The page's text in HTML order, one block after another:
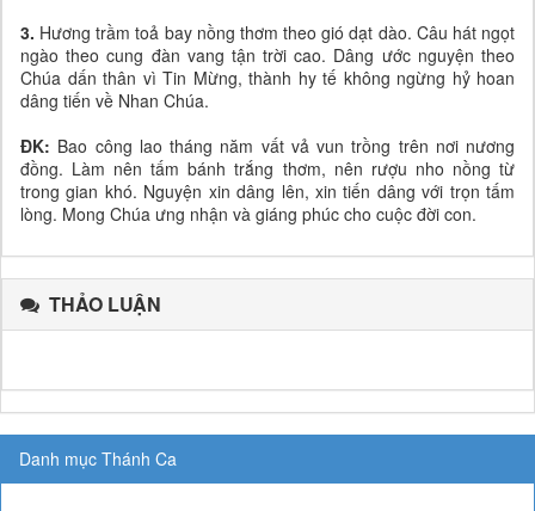
3. Hương trầm toả bay nồng thơm theo gió dạt dào. Câu hát ngọt
ngào theo cung đàn vang tận trời cao. Dâng ước nguyện theo
Chúa dấn thân vì Tin Mừng, thành hy tế không ngừng hỷ hoan
dâng tiến về Nhan Chúa.
ĐK: Bao công lao tháng năm vất vả vun trồng trên nơi nương
đồng. Làm nên tấm bánh trắng thơm, nên rượu nho nồng từ
trong gian khó. Nguyện xin dâng lên, xin tiến dâng với trọn tấm
lòng. Mong Chúa ưng nhận và giáng phúc cho cuộc đời con.
THẢO LUẬN
Danh mục Thánh Ca